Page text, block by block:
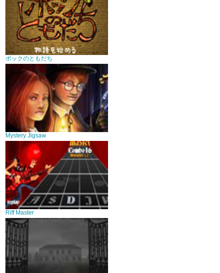
ポックのともだち
Mystery Jigsaw
Riff Master